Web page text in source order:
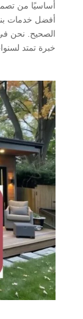
أساسيًا من
أفضل خدمات
الصحيح. نحن
خبرة تمتد